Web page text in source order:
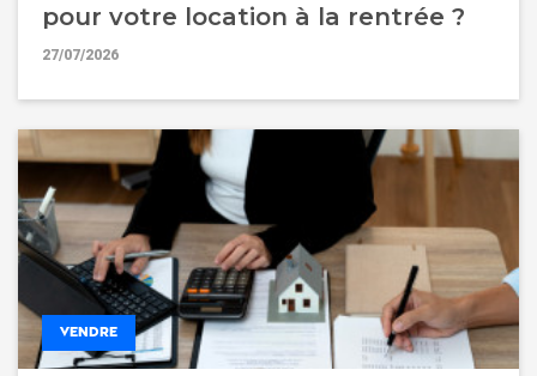
pour votre location à la rentrée ?
27/07/2026
VENDRE